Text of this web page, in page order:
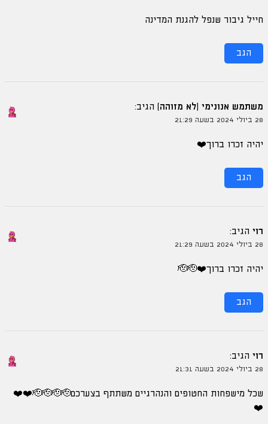
חייל גיבור שנפל להגנת המדינה
הגב
משתמש אנונימי (לא מזוהה) הגיב:
28 ביולי 2024 בשעה 21:29
יהיה זכרו ברוך❤️
הגב
רוי הגיב:
28 ביולי 2024 בשעה 21:29
יהיה זכרו ברוך❤️🫡🫡
הגב
רוי הגיב:
28 ביולי 2024 בשעה 21:31
שכל מישפחות החטופים והנהרגיים משתתף בצערכם🫡🫡🫡🫡❤️❤️
❤️